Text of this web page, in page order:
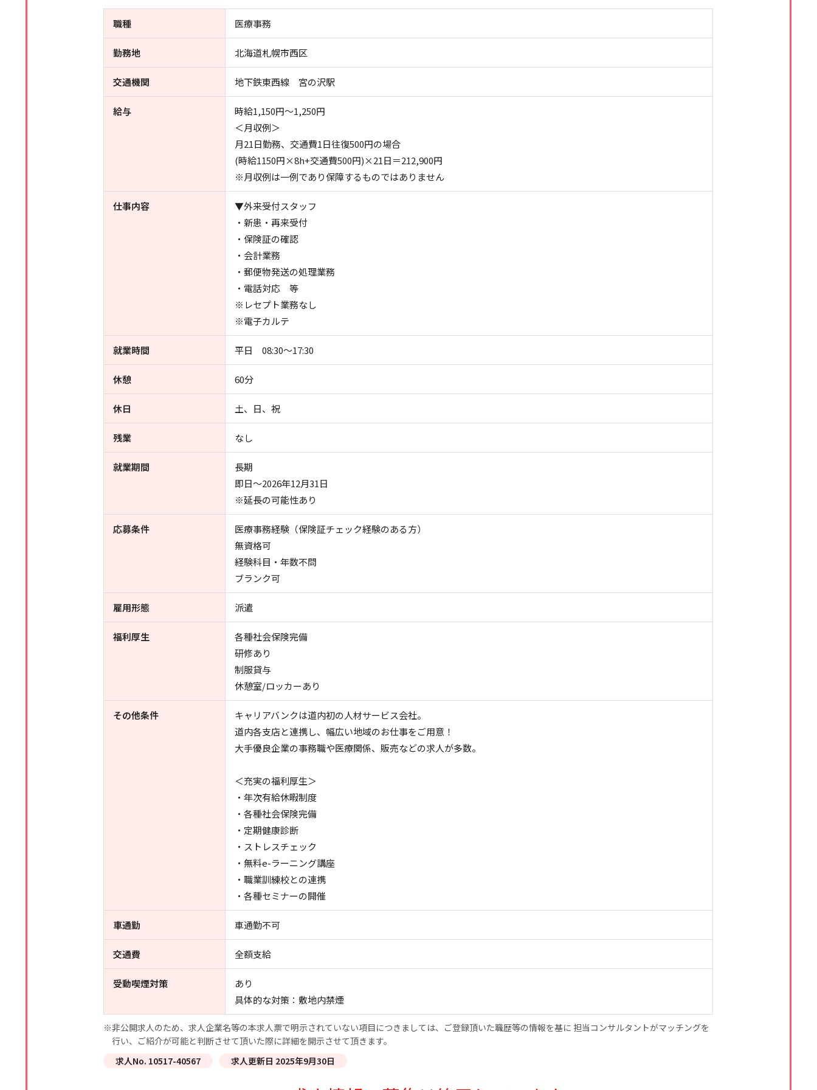
職種 医療事務
勤務地 北海道札幌市西区
交通機関 地下鉄東西線 宮の沢駅
給与
時給1,150円～1,250円
＜月収例＞
月21日勤務、交通費1日往復500円の場合
(時給1150円×8h+交通費500円)×21日＝212,900円
※月収例は一例であり保障するものではありません
仕事内容
▼外来受付スタッフ
・新患・再来受付
・保険証の確認
・会計業務
・郵便物発送の処理業務
・電話対応 等
※レセプト業務なし
※電子カルテ
就業時間 平日 08:30～17:30
休憩 60分
休日 土、日、祝
残業 なし
就業期間
長期
即日～2026年12月31日
※延長の可能性あり
応募条件
医療事務経験（保険証チェック経験のある方）
無資格可
経験科目・年数不問
ブランク可
雇用形態 派遣
福利厚生
各種社会保険完備
研修あり
制服貸与
休憩室/ロッカーあり
その他条件
キャリアバンクは道内初の人材サービス会社。
道内各支店と連携し、幅広い地域のお仕事をご用意！
大手優良企業の事務職や医療関係、販売などの求人が多数。
＜充実の福利厚生＞
・年次有給休暇制度
・各種社会保険完備
・定期健康診断
・ストレスチェック
・無料e-ラーニング講座
・職業訓練校との連携
・各種セミナーの開催
車通勤 車通勤不可
交通費 全額支給
受動喫煙対策
あり
具体的な対策：敷地内禁煙
※非公開求人のため、求人企業名等の本求人票で明示されていない項目につきましては、ご登録頂いた職歴等の情報を基に 担当コンサルタントがマッチングを
行い、ご紹介が可能と判断させて頂いた際に詳細を開示させて頂きます。
求人No. 10517-40567
求人更新日 2025年9月30日